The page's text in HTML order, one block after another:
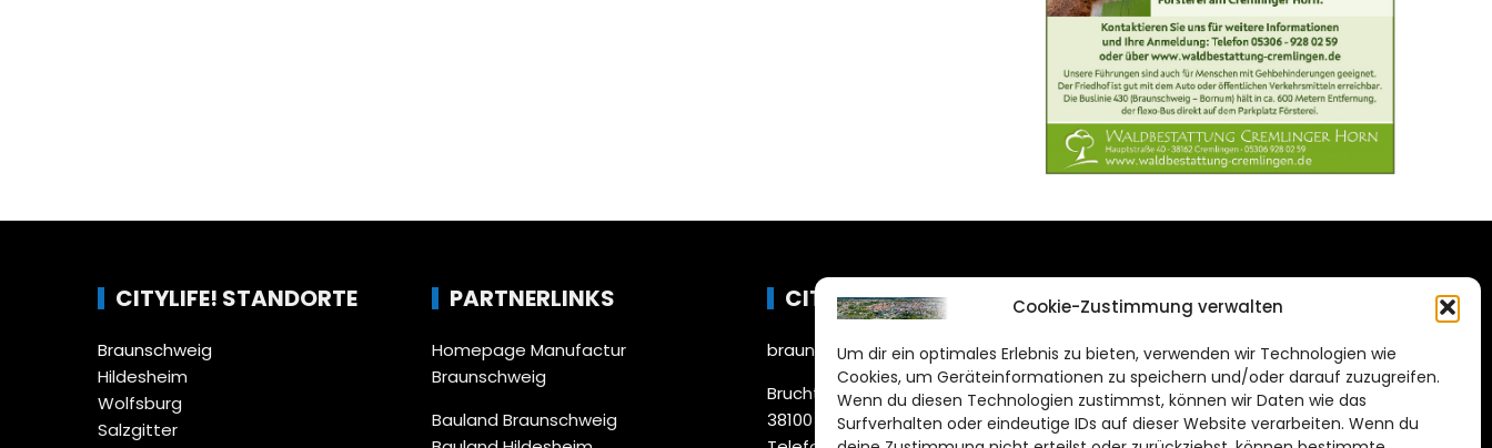
Cookie-Zustimmung verwalten
Um dir ein optimales Erlebnis zu bieten, verwenden wir Technologien wie
Cookies, um Geräteinformationen zu speichern und/oder darauf zuzugreifen.
Wenn du diesen Technologien zustimmst, können wir Daten wie das
Surfverhalten oder eindeutige IDs auf dieser Website verarbeiten. Wenn du
CITYLIFE! STANDORTE
Braunschweig
Hildesheim
Wolfsburg
Salzgitter
PARTNERLINKS
Homepage Manufactur
Braunschweig
Bauland Braunschweig
CITYLIFE!
braunschweig@citylifemedien.de
Bruchtorwall 12
38100 Braunschweig
DAS STADTMAGAZIN
FÜR BRAUNSCHWEIG
Impressum
Datenschutzerklärung
Cookie Richtlinie